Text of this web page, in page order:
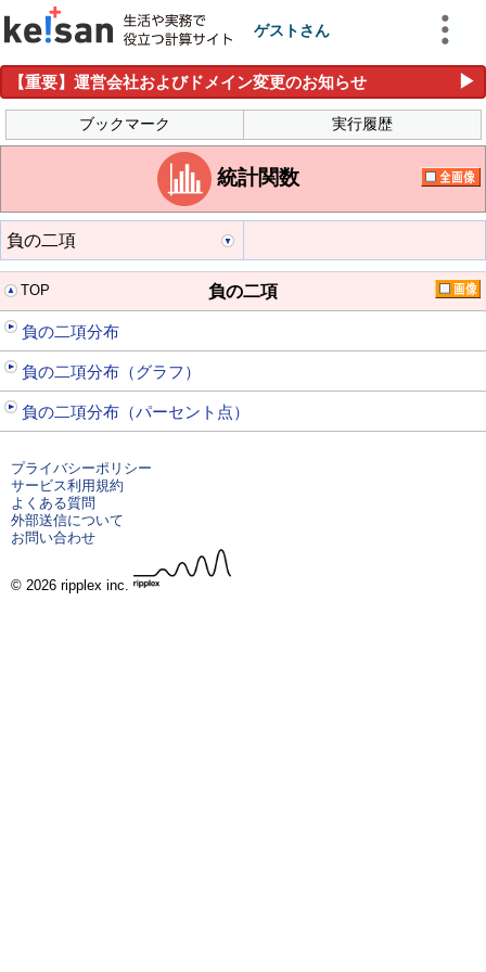
ゲストさん
【重要】運営会社およびドメイン変更のお知らせ ▶
ブックマーク 実行履歴
統計関数
負の二項
TOP 負の二項
負の二項分布
負の二項分布（グラフ）
負の二項分布（パーセント点）
プライバシーポリシー
サービス利用規約
よくある質問
外部送信について
お問い合わせ
© 2026 ripplex inc.